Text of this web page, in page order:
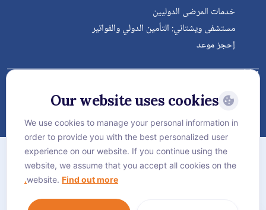
خدمات المرضى الدوليين
مستشفى ويشتاني: التأمين الدولي والفواتير
إحجز موعد
Follow Vejthani International
Hospital
الخريطة
سياسة الخصوصية
Our website uses cookies
We use cookies to manage your personal information in
order to provide you with the best personalized user
experience on our website. If you continue using the
website, we assume that you accept all cookies on the
website. Find out more.